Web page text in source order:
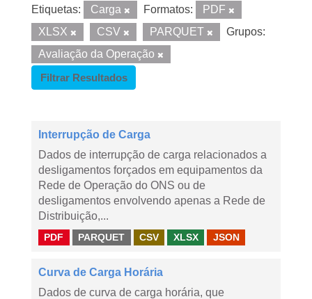
Etiquetas: Carga Formatos:
PDF
XLSX
CSV PARQUET
Grupos:
Avaliação da Operação
Filtrar Resultados
Interrupção de Carga
Dados de interrupção de carga relacionados a
desligamentos forçados em equipamentos da
Rede de Operação do ONS ou de
desligamentos envolvendo apenas a Rede de
Distribuição,...
PDF PARQUET CSV XLSX JSON
Curva de Carga Horária
Dados de curva de carga horária, que